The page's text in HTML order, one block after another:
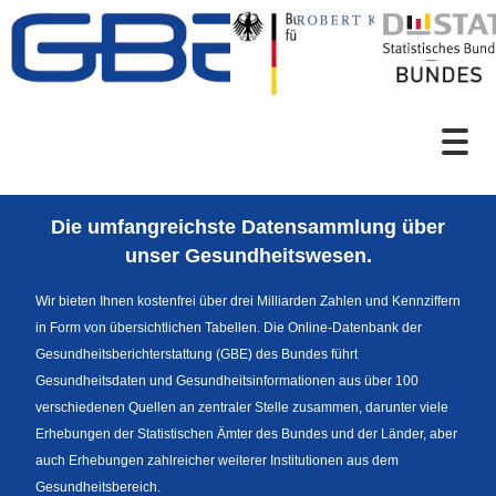
Zum Inhalt
Sprachumschaltung
Die umfangreichste Datensammlung über
unser Gesundheitswesen.
Wir bieten Ihnen kostenfrei über drei Milliarden Zahlen und Kennziffern
in Form von übersichtlichen Tabellen. Die Online-Datenbank der
Gesundheitsberichterstattung (GBE) des Bundes führt
Gesundheitsdaten und Gesundheitsinformationen aus über 100
verschiedenen Quellen an zentraler Stelle zusammen, darunter viele
Erhebungen der Statistischen Ämter des Bundes und der Länder, aber
auch Erhebungen zahlreicher weiterer Institutionen aus dem
Gesundheitsbereich.